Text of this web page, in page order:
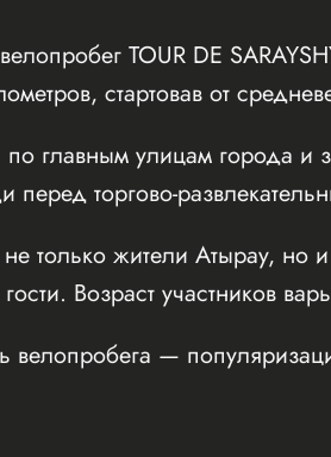
TOUR DE
стартовав от
главным улицам города и
торгово-
только жители Атырау, но
Возраст участников
велопробега —